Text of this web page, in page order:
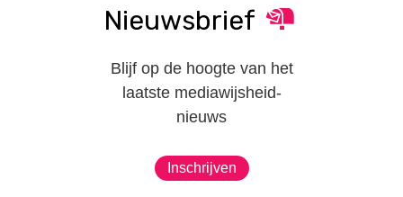
Nieuwsbrief
Blijf op de hoogte van het
laatste mediawijsheid-
nieuws
Inschrijven